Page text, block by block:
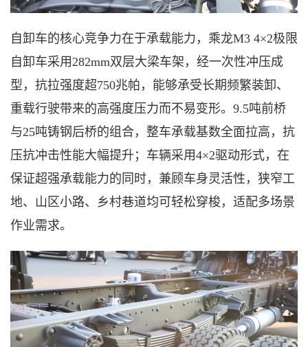
自卸车的核心竞争力在于承载能力，乘龙M3 4×2极限
自卸车采用282mm双层大梁车架，经一次性冲压成
型，抗拉强度超750兆帕，能够承受长期频繁装卸、
重载行驶带来的高强度压力而不易变形。9.5吨前桥
与25吨铸钢后桥的组合，整车承载基数全面拉高，抗
压抗冲击性能大幅提升 ； 车辆采用4×2驱动形式，在
保证超强承载能力的同时，兼顾车身灵活性，狭窄工
地、山区小路、乡村巷道均可轻松穿梭，适配多场景
作业需求。